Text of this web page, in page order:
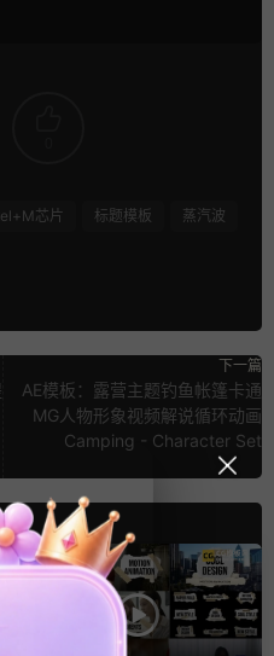
芯片 标题模板
蒸汽波
下一篇
AE模板：露营主题钓鱼帐篷卡通
MG人物形象视频解说循环动画
Camping - Character Set